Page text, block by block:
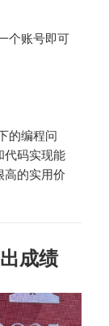
个账号即可
的编程问
代码实现能
高的实用价
成绩